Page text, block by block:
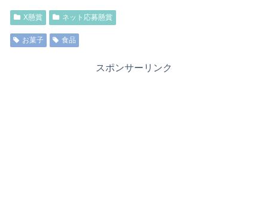
X懸賞 ネット応募懸賞
お菓子 食品
スポンサーリンク